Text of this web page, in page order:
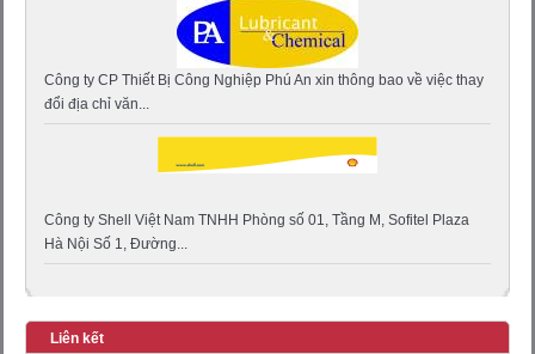
Công ty CP Thiết Bị Công Nghiệp Phú An xin thông bao về việc thay
đổi địa chỉ văn...
Công ty Shell Việt Nam TNHH Phòng số 01, Tầng M, Sofitel Plaza
Hà Nội Số 1, Đường...
Liên kết